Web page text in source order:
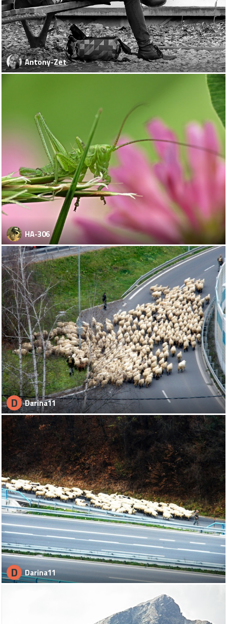
Antony-Zet
HA-306
D Darina11
D Darina11